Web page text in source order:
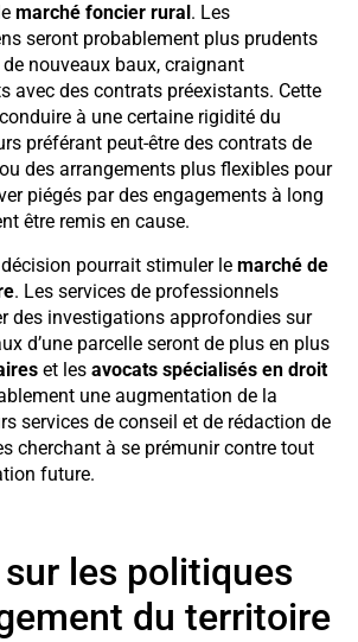
marché foncier rural . Les
seront probablement plus prudents
nouveaux baux, craignant
avec des contrats préexistants. Cette
à une certaine rigidité du
préférant peut-être des contrats de
des arrangements plus flexibles pour
piégés par des engagements à long
être remis en cause.
décision pourrait stimuler le marché de
. Les services de professionnels
des investigations approfondies sur
d’une parcelle seront de plus en plus
et les avocats spécialisés en droit
une augmentation de la
services de conseil et de rédaction de
cherchant à se prémunir contre tout
future.
sur les politiques
du territoire